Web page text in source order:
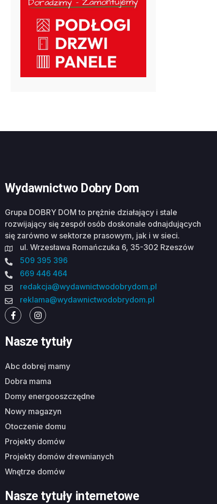
Wydawnictwo Dobry Dom
Grupa DOBRY DOM to prężnie działający i stale
rozwijający się zespół osób doskonale odnajdujących
się zarówno w sektorze prasowym, jak i w sieci.
ul. Wrzesława Romańczuka 6, 35-302 Rzeszów
509 395 396
669 446 464
redakcja@wydawnictwodobrydom.pl
reklama@wydawnictwodobrydom.pl
Nasze tytuły
abc dobrej mamy
dobra mama
domy energooszczędne
nowy magazyn
otoczenie domu
projekty domów
projekty domów drewnianych
wnętrze domów
Nasze tytuły internetowe